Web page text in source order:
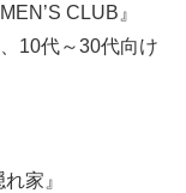
CLUB』
10代～30代向け
家』